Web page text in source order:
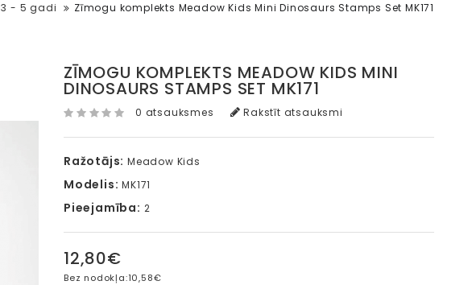
3 - 5 gadi Zīmogu komplekts Meadow Kids Mini Dinosaurs Stamps Set MK171
ZĪMOGU KOMPLEKTS MEADOW KIDS MINI
DINOSAURS STAMPS SET MK171
0 atsauksmes Rakstīt atsauksmi
Ražotājs: Meadow Kids
Modelis: MK171
Pieejamība: 2
12,80€
Bez nodokļa:10,58€